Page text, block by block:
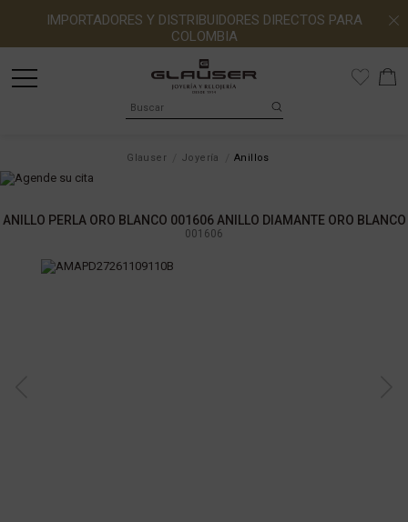
IMPORTADORES Y DISTRIBUIDORES DIRECTOS PARA
COLOMBIA
Glauser Joyería Anillos
ANILLO PERLA ORO BLANCO 001606 ANILLO DIAMANTE ORO BLANCO
001606